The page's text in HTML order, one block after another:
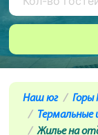
Наш юг
Горы
Термальные
Жилье на